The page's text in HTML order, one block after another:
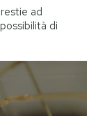
ad
di